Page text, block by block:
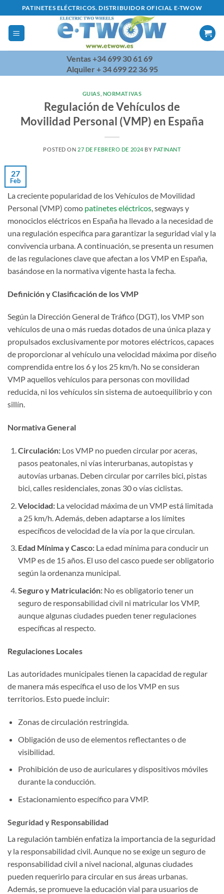
al
contenido
PATINETES ELÉCTRICOS. DISTRIBUIDOR OFICIAL E-TWOW
Ventas +34 699 30 61 69
Alquiler + 34 699 22 36 95
GUIAS NORMATIVAS
Regulación de Vehículos de
Movilidad Personal (VMP) en España
POSTED ON 27 DE FEBRERO DE 2024 BY PATINANT
27
Feb
La creciente popularidad de los Vehículos de Movilidad
Personal (VMP) como patinetes eléctricos , segways y
monociclos eléctricos en España ha llevado a la necesidad de
una regulación específica para garantizar la seguridad vial y la
convivencia urbana. A continuación, se presenta un resumen
de las regulaciones clave que afectan a los VMP en España,
basándose en la normativa vigente hasta la fecha.
Definición y Clasificación de los VMP
Según la Dirección General de Tráfico (DGT), los VMP son
vehículos de una o más ruedas dotados de una única plaza y
propulsados exclusivamente por motores eléctricos, capaces
de proporcionar al vehículo una velocidad máxima por diseño
comprendida entre los 6 y los 25 km/h. No se consideran
VMP aquellos vehículos para personas con movilidad
reducida, ni los vehículos sin sistema de autoequilibrio y con
sillín.
Normativa General
Circulación:Los VMP no pueden circular por aceras,
pasos peatonales, ni vías interurbanas, autopistas y
autovías urbanas. Deben circular por carriles bici, pistas
bici, calles residenciales, zonas 30 o vías ciclistas.
Velocidad:La velocidad máxima de un VMP está limitada
a 25 km/h. Además, deben adaptarse a los límites
específicos de velocidad de la vía por la que circulan.
Edad Mínima y Casco:La edad mínima para conducir un
VMP es de 15 años. El uso del casco puede ser obligatorio
según la ordenanza municipal.
Seguro y Matriculación:No es obligatorio tener un
seguro de responsabilidad civil ni matricular los VMP,
aunque algunas ciudades pueden tener regulaciones
específicas al respecto.
Regulaciones Locales
Las autoridades municipales tienen la capacidad de regular
de manera más específica el uso de los VMP en sus
territorios. Esto puede incluir:
Zonas de circulación restringida.
Obligación de uso de elementos reflectantes o de
visibilidad.
Prohibición de uso de auriculares y dispositivos móviles
durante la conducción.
Estacionamiento específico para VMP.
Seguridad y Responsabilidad
La regulación también enfatiza la importancia de la seguridad
y la responsabilidad civil. Aunque no se exige un seguro de
responsabilidad civil a nivel nacional, algunas ciudades
pueden requerirlo para circular en sus áreas urbanas.
Además, se promueve la educación vial para usuarios de